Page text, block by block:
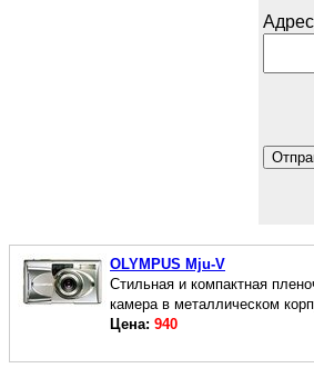
OLYMPUS Mju-V
Стильная и компактная
камера в металлическом
Цена: 940